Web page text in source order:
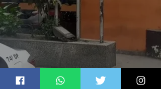
Homem é preso por denúncia